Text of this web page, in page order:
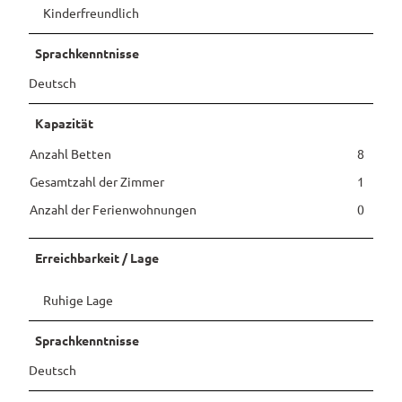
Kinderfreundlich
Sprachkenntnisse
Deutsch
Kapazität
Anzahl Betten
8
Gesamtzahl der Zimmer
1
Anzahl der Ferienwohnungen
0
Erreichbarkeit / Lage
Ruhige Lage
Sprachkenntnisse
Deutsch